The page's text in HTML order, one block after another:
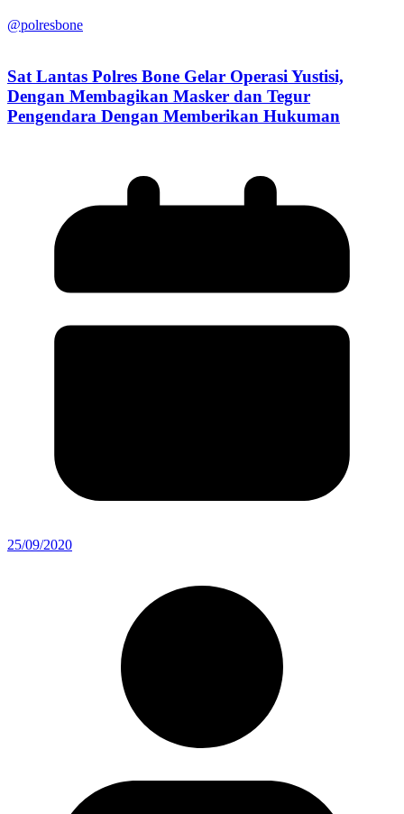
@polresbone
Sat Lantas Polres Bone Gelar Operasi Yustisi,
Dengan Membagikan Masker dan Tegur
Pengendara Dengan Memberikan Hukuman
25/09/2020